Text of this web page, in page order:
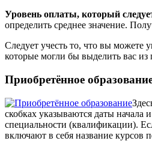
Уровень оплаты, который
определить среднее значение.
Следует учесть то, что вы можете
которые могли бы выделить вас из
Приобретённое
скобках указываются даты начала
специальности (квалификации).
включают в себя название